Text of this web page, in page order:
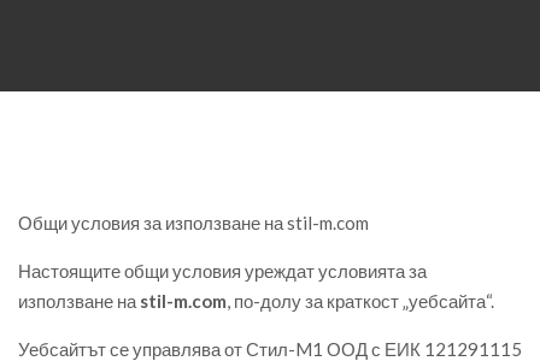
Общи условия за използване на stil-m.com
Настоящите общи условия уреждат условията за
използване на stil-m.com, по-долу за краткост „уебсайта“.
Уебсайтът се управлява от Стил-M1 ООД с ЕИК 121291115